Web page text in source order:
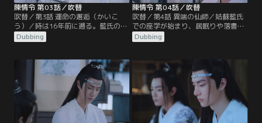
陳情令 第03話／吹替
吹替／第3話 運命の邂逅（かいこ
う）／時は16年前に遡る。藍氏の座
学に参加するため魏無羨、江澄たち
は彩衣鎮の宿に泊まろうとするが、
り切ったため、そのまま雲深不知処
へ向かうことに。宿に招状を忘れ、
取りに戻った魏無羨だったが、日は
暮れ閉まっていた山門から無断で潜
入したため…。
Dubbing
陳情令 第04話／吹替
吹替／第4話 異端の仙師／姑蘇藍氏
での座学が始まり、居眠りや落書き
をしてばかりで講義に身の入らない
魏無羨だったが、そこへ温氏の次男
てくる。温氏の宗主であり仙督の温
若寒が陰鉄の欠片を見つけるよう温
情に命じていたのだった。温情は雲
深不知処の裏山に結界が張られてい
ることに気づく。
Dubbing